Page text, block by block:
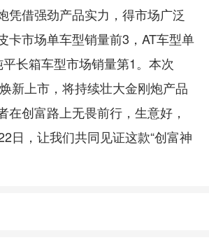
凭借强劲产品实力，得市场广泛
卡市场单车型销量前3，AT车型单
长箱车型市场销量第1。本次
新上市，将持续壮大金刚炮产品
在创富路上无畏前行，生意好，
日，让我们共同见证这款“创富神